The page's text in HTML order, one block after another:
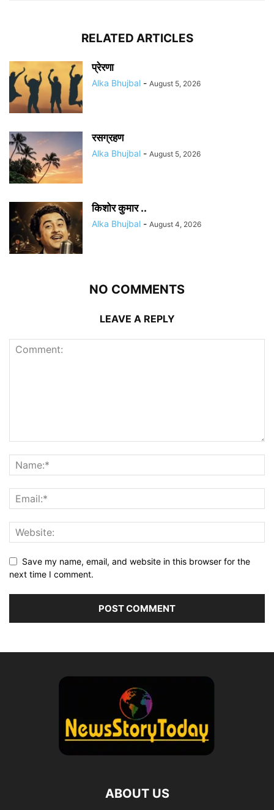
RELATED ARTICLES
प्रेरणा
Alka Bhujbal - August 5, 2026
रसग्रहण
Alka Bhujbal - August 5, 2026
किशोर कुमार ..
Alka Bhujbal - August 4, 2026
NO COMMENTS
LEAVE A REPLY
Save my name, email, and website in this browser for the
next time I comment.
ABOUT US